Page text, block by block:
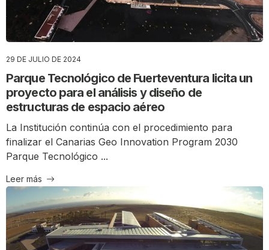
29 DE JULIO DE 2024
Parque Tecnológico de Fuerteventura licita un
proyecto para el análisis y diseño de
estructuras de espacio aéreo
La Institución continúa con el procedimiento para
finalizar el Canarias Geo Innovation Program 2030
Parque Tecnológico ...
Leer más